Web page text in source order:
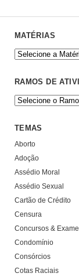
MATÉRIAS
RAMOS DE
TEMAS
Aborto
Adoção
Assédio Moral
Assédio Sexual
Cartão de Crédito
Censura
Concursos &
Condomínio
Consórcios
Cotas Raciais